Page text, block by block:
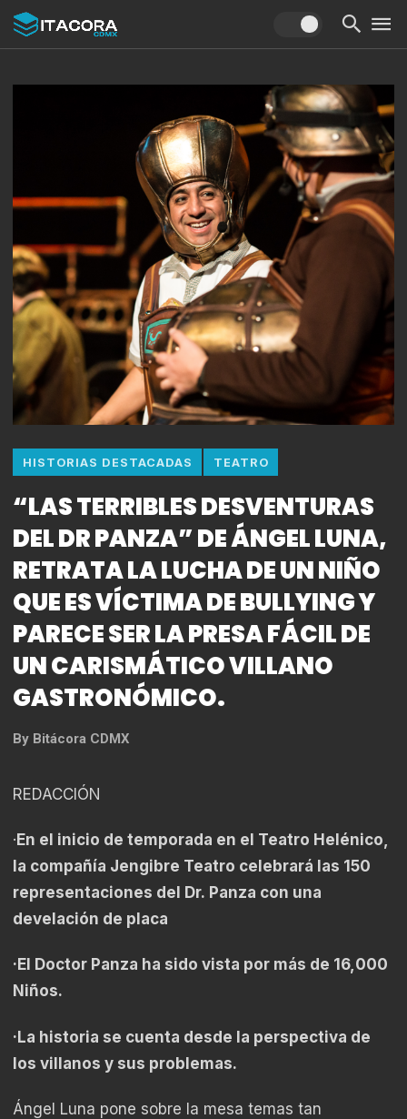
HISTORIAS DESTACADAS TEATRO
“LAS TERRIBLES DESVENTURAS
DEL DR PANZA” DE ÁNGEL LUNA,
RETRATA LA LUCHA DE UN NIÑO
QUE ES VÍCTIMA DE BULLYING Y
PARECE SER LA PRESA FÁCIL DE
UN CARISMÁTICO VILLANO
GASTRONÓMICO.
By Bitácora CDMX
REDACCIÓN
·En el inicio de temporada en el Teatro Helénico,
la compañía Jengibre Teatro celebrará las 150
representaciones del Dr. Panza con una
develación de placa
·El Doctor Panza ha sido vista por más de 16,000
Niños.
·La historia se cuenta desde la perspectiva de
los villanos y sus problemas.
Ángel Luna pone sobre la mesa temas tan